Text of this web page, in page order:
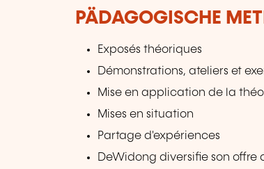
PÄDAGOGISCHE
Exposés théoriques
Démonstrations, ateliers et
Mise en application de la
Mises en situation
Partage d'expériences
DeWidong diversifie son